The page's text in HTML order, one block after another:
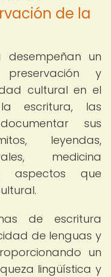
de la
desempeñan un
y
cultural en el
escritura, las
sus
leyendas,
medicina
aspectos que
de escritura
de lenguas y
un
lingüística y